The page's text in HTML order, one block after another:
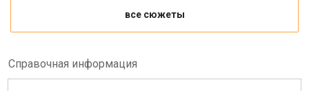
все сюжеты
Справочная информация